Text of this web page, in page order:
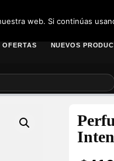
OFERTAS NUEVOS
web. Si continúas